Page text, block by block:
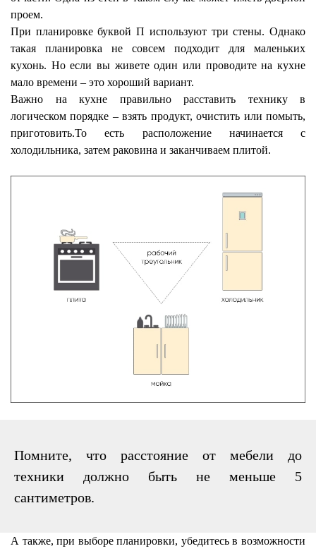
проем.
При планировке буквой П используют три стены. Однако
такая планировка не совсем подходит для маленьких
кухонь. Но если вы живете один или проводите на кухне
мало времени – это хороший вариант.
Важно на кухне правильно расставить технику в
логическом порядке – взять продукт, очистить или помыть,
приготовить.То есть расположение начинается с
холодильника, затем раковина и заканчиваем плитой.
Помните, что расстояние от мебели до
техники должно быть не меньше 5
сантиметров.
А также, при выборе планировки, убедитесь в возможности